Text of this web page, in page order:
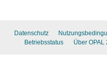
Datenschutz
Betriebsstatus
Über OPAL